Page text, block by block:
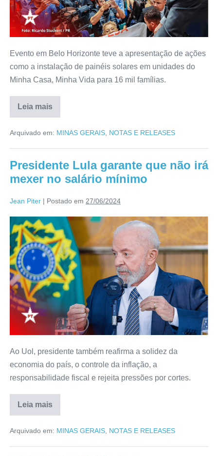
Evento em Belo Horizonte teve a apresentação de ações
como a instalação de painéis solares em unidades do
Minha Casa, Minha Vida para 16 mil famílias.
Leia mais
Arquivado em: MINAS GERAIS, NOTAS E RELEASES
Presidente Lula garante que não irá
mexer no salário mínimo
Jean Piter | Postado em 27/06/2024
Ao Uol, presidente também reafirma a solidez da
economia do país, o controle da inflação, a
responsabilidade fiscal e rejeita pressões por cortes.
Leia mais
Arquivado em: MINAS GERAIS NOTAS E RELEASES